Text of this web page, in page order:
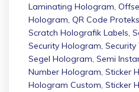
Laminating Hologram,
Hologram, QR Code
Scratch Holografik Labels,
Security Hologram,
Segel Hologram, Semi
Number Hologram, Sticker
Hologram Custom, Sticker